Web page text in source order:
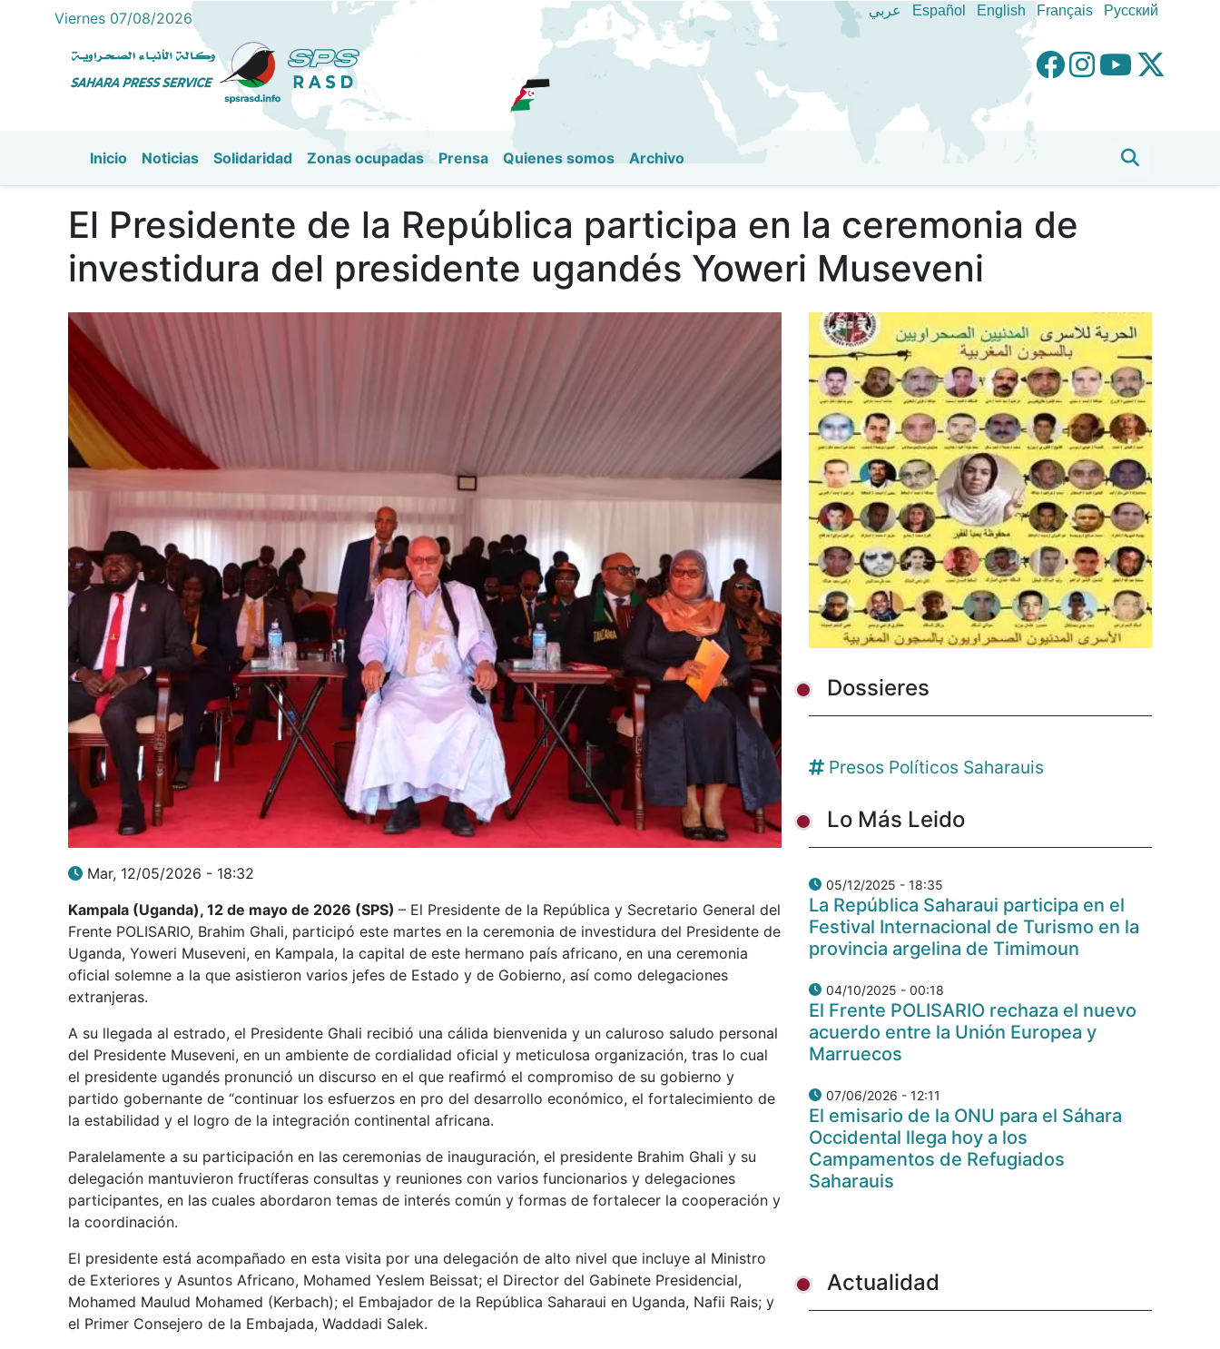
Pasar
al
contenido
Viernes 07/08/2026 عربي Español English Français Pусский
Inicio Noticias Solidaridad Zonas ocupadas Prensa Quienes somos Archivo
El Presidente de la República participa en la ceremonia de
investidura del presidente ugandés Yoweri Museveni
Mar, 12/05/2026 - 18:32
Kampala (Uganda), 12 de mayo de 2026 (SPS) – El Presidente de la República y Secretario General del
Frente POLISARIO, Brahim Ghali, participó este martes en la ceremonia de investidura del Presidente de
Uganda, Yoweri Museveni, en Kampala, la capital de este hermano país africano, en una ceremonia
oficial solemne a la que asistieron varios jefes de Estado y de Gobierno, así como delegaciones
extranjeras.
A su llegada al estrado, el Presidente Ghali recibió una cálida bienvenida y un caluroso saludo personal
del Presidente Museveni, en un ambiente de cordialidad oficial y meticulosa organización, tras lo cual
el presidente ugandés pronunció un discurso en el que reafirmó el compromiso de su gobierno y
partido gobernante de “continuar los esfuerzos en pro del desarrollo económico, el fortalecimiento de
la estabilidad y el logro de la integración continental africana.
Paralelamente a su participación en las ceremonias de inauguración, el presidente Brahim Ghali y su
delegación mantuvieron fructíferas consultas y reuniones con varios funcionarios y delegaciones
participantes, en las cuales abordaron temas de interés común y formas de fortalecer la cooperación y
la coordinación.
El presidente está acompañado en esta visita por una delegación de alto nivel que incluye al Ministro
de Exteriores y Asuntos Africano, Mohamed Yeslem Beissat; el Director del Gabinete Presidencial,
Mohamed Maulud Mohamed (Kerbach); el Embajador de la República Saharaui en Uganda, Nafii Rais; y
el Primer Consejero de la Embajada, Waddadi Salek.
Dossieres
Presos Políticos Saharauis
Lo Más Leido
05/12/2025 - 18:35
La República Saharaui participa en el
Festival Internacional de Turismo en la
provincia argelina de Timimoun
04/10/2025 - 00:18
El Frente POLISARIO rechaza el nuevo
acuerdo entre la Unión Europea y
Marruecos
07/06/2026 - 12:11
El emisario de la ONU para el Sáhara
Occidental llega hoy a los
Campamentos de Refugiados
Saharauis
Actualidad